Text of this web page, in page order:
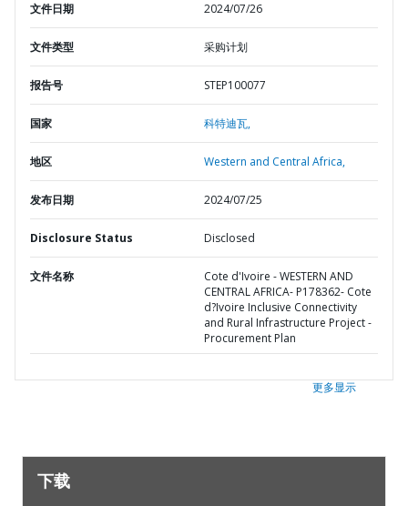
文件日期 2024/07/26
文件类型 采购计划
报告号 STEP100077
国家 科特迪瓦,
地区 Western and Central Africa,
发布日期 2024/07/25
Disclosure Status Disclosed
文件名称
Cote d'Ivoire - WESTERN AND
CENTRAL AFRICA- P178362- Cote
d?Ivoire Inclusive Connectivity
and Rural Infrastructure Project -
Procurement Plan
更多显示
下载